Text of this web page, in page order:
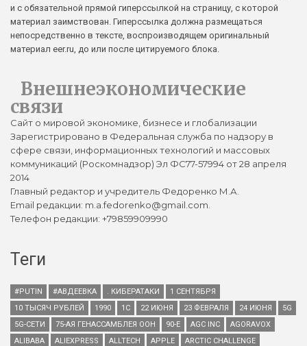
и с обязательной прямой гиперссылкой на страницу, с которой
материал заимствован. Гиперссылка должна размещаться
непосредственно в тексте, воспроизводящем оригинальный
материал eer.ru, до или после цитируемого блока.
Внешнеэкономические
связи
Сайт о мировой экономике, бизнесе и глобализации
Зарегистрировано в Федеральная служба по надзору в
сфере связи, информационных технологий и массовых
коммуникаций (Роскомнадзор) Эл ФС77-57994 от 28 апреля
2014
Главный редактор и учредитель Федоренко М.А.
Email редакции: m.a.fedorenko@gmail.com.
Телефон редакции: +79859909990
Теги
#PUTIN #АВДЕЕВКА . КИБЕРАТАКИ
1 СЕНТЯБРЯ
10 ТЫСЯЧ РУБЛЕЙ
1990 1С 22 ИЮНЯ 23 ФЕВРАЛЯ 24 ИЮНЯ
5G
5G-СЕТИ
75-АЯ ГЕНАССАМБЛЕЯ ООН 90-Е AGC INC
AGORAVOX
ALIBABA
ALIEXPRESS ALLTECH APPLE
ARCTIC CHALLENGE